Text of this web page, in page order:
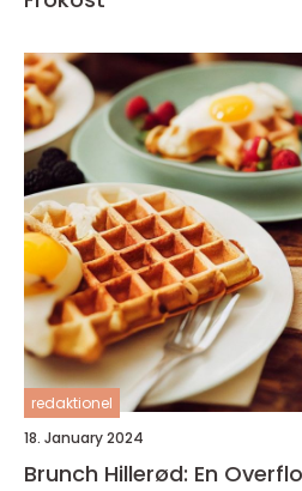
redaktionel
18. January 2024
Brunch Hillerød: En